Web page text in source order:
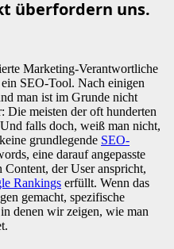
überfordern uns.
Marketing-Verantwortliche
SEO-Tool. Nach einigen
man ist im Grunde nicht
Die meisten der oft hunderten
falls doch, weiß man nicht,
grundlegende SEO-
eine darauf angepasste
der User anspricht,
Rankings erfüllt. Wenn das
gemacht, spezifische
denen wir zeigen, wie man